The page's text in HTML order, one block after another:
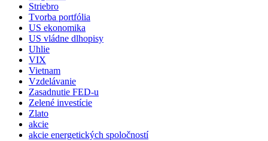
Striebro
Tvorba portfólia
US ekonomika
US vládne dlhopisy
Uhlie
VIX
Vietnam
Vzdelávanie
Zasadnutie FED-u
Zelené investície
Zlato
akcie
akcie energetických spoločností